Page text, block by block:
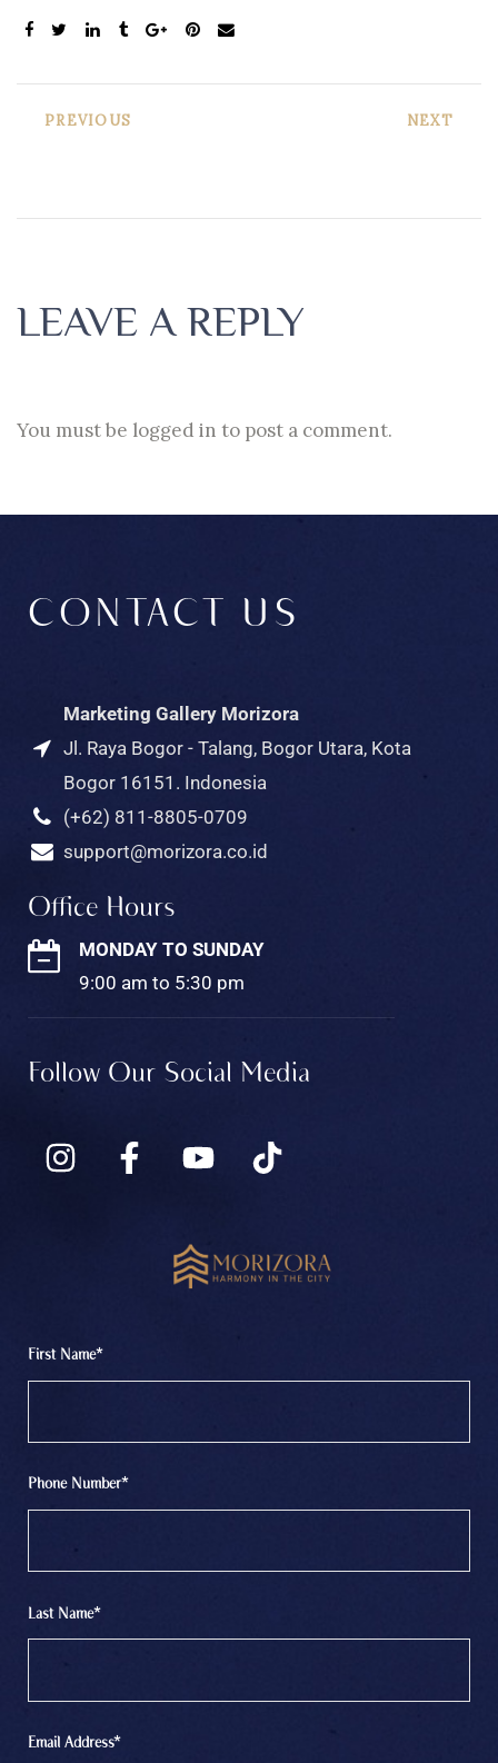
PREVIOUS NEXT
LEAVE A REPLY
You must be logged in to post a comment.
CONTACT US
Marketing Gallery Morizora
Jl. Raya Bogor - Talang, Bogor Utara, Kota
Bogor 16151. Indonesia
(+62) 811-8805-0709
support@morizora.co.id
Office Hours
MONDAY TO SUNDAY
9:00 am to 5:30 pm
Follow Our Social Media
First Name*
Phone Number*
Last Name*
Email Address*